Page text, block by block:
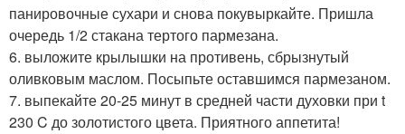
панировочные сухари и снова покувыркайте. Пришла
очередь 1/2 стакана тертого пармезана.
6. выложите крылышки на противень, сбрызнутый
оливковым маслом. Посыпьте оставшимся пармезаном.
7. выпекайте 20-25 минут в средней части духовки при t
230 C до золотистого цвета. Приятного аппетита!